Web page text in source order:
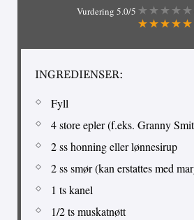
Vurdering 5.0/5
INGREDIENSER:
Fyll
4 store epler (f.eks. Granny
2 ss honning eller lønnesirup
2 ss smør (kan erstattes med
1 ts kanel
1/2 ts muskatnøtt